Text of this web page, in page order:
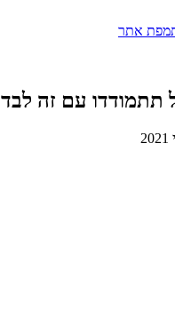
מפת אתר
תתמודדו עם זה לבד